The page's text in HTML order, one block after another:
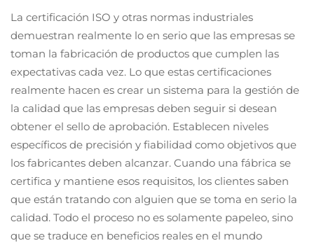
La certificación ISO y otras normas industriales
demuestran realmente lo en serio que las empresas se
toman la fabricación de productos que cumplen las
expectativas cada vez. Lo que estas certificaciones
realmente hacen es crear un sistema para la gestión de
la calidad que las empresas deben seguir si desean
obtener el sello de aprobación. Establecen niveles
específicos de precisión y fiabilidad como objetivos que
los fabricantes deben alcanzar. Cuando una fábrica se
certifica y mantiene esos requisitos, los clientes saben
que están tratando con alguien que se toma en serio la
calidad. Todo el proceso no es solamente papeleo, sino
que se traduce en beneficios reales en el mundo